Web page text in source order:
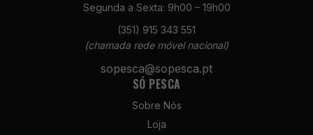
Segunda a Sexta: 9h00 – 19h00
(351) 915 343 551
(chamada rede móvel nacional)
sopesca@sopesca.pt
SÓ PESCA
Sobre Nós
Loja
Necessários
Estes cookies
não são
opcionais. São